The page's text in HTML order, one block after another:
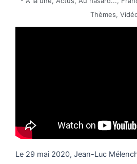
Thèmes,
Le 29 mai 2020, Jean-Luc